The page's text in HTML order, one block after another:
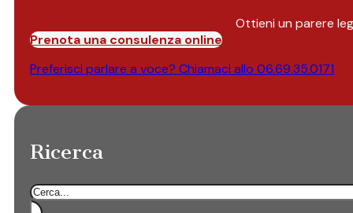
Ottieni un parere
Prenota una consulenza online
Preferisci parlare a voce? Chiamaci allo 06.69.35.0171
Ricerca
Cerca